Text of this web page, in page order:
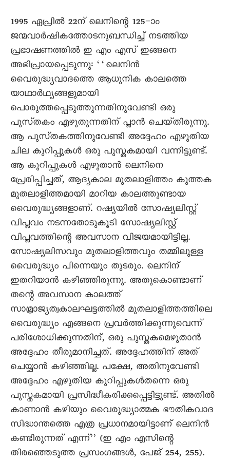
1995 ഏപ്രിൽ 22ന് ലെനിന്റെ 125–ാം
ജന്മവാർഷികത്തോടനുബന്ധിച്ച് നടത്തിയ
പ്രഭാഷണത്തിൽ ഇ എം എസ് ഇങ്ങനെ
അഭിപ്രായപ്പെടുന്നു: ‘‘ലെനിൻ
വെെരുദ്ധ്യവാദത്തെ ആധുനിക കാലത്തെ
യാഥാർഥ്യങ്ങളുമായി
പൊരുത്തപ്പെടുത്തുന്നതിനുവേണ്ടി ഒരു
പുസ്‌തകം എഴുതുന്നതിന്‌ പ്ലാൻ ചെയ്‌തിരുന്നു.
ആ പുസ്‌തകത്തിനുവേണ്ടി അദ്ദേഹം എഴുതിയ
ചില കുറിപ്പുകൾ ഒരു പുസ്തകമായി വന്നിട്ടുണ്ട്.
ആ കുറിപ്പുകൾ എഴുതാൻ ലെനിനെ
പ്രേരിപ്പിച്ചത്, ആദ്യകാല മുതലാളിത്തം കുത്തക
മുതലാളിത്തമായി മാറിയ കാലത്തുണ്ടായ
വെെരുദ്ധ്യങ്ങളാണ്. റഷ്യയിൽ സോഷ്യലിസ്റ്റ്
വിപ്ലവം നടന്നതോടുകൂടി സോഷ്യലിസ്റ്റ്
വിപ്ലവത്തിന്റെ അവസാന വിജയമായിട്ടില്ല.
സോഷ്യലിസവും മുതലാളിത്തവും തമ്മിലുള്ള
വെെരുദ്ധ്യം പിന്നെയും തുടരും. ലെനിന്
ഇതറിയാൻ കഴിഞ്ഞിരുന്നു. അതുകൊണ്ടാണ്
തന്റെ അവസാന കാലത്ത്
സാമ്രാജ്യത്വകാലഘട്ടത്തിൽ മുതലാളിത്തത്തിലെ
വെെരുദ്ധ്യം എങ്ങനെ പ്രവർത്തിക്കുന്നുവെന്ന്
പരിശോധിക്കുന്നതിന്, ഒരു പുസ്തകമെഴുതാൻ
അദ്ദേഹം തീരുമാനിച്ചത്. അദ്ദേഹത്തിന് അത്
ചെയ്യാൻ കഴിഞ്ഞില്ല. പക്ഷേ, അതിനുവേണ്ടി
അദ്ദേഹം എഴുതിയ കുറിപ്പുകൾതന്നെ ഒരു
പുസ്തകമായി പ്രസിദ്ധീകരിക്കപ്പെട്ടിട്ടുണ്ട്. അതിൽ
കാണാൻ കഴിയും വെെരുദ്ധ്യാത്മക ഭൗതികവാദ
സിദ്ധാന്തത്തെ എത്ര പ്രധാനമായിട്ടാണ് ലെനിൻ
കണ്ടിരുന്നത് എന്ന്’’ (ഇ എം എസിന്റെ
തിരഞ്ഞെടുത്ത പ്രസംഗങ്ങൾ, പേജ് 254, 255).